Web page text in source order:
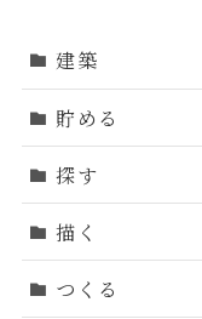
建築
貯める
探す
描く
つくる